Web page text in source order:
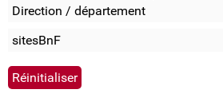
Direction / département
sitesBnF